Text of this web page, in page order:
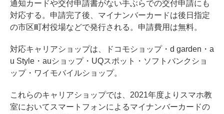
通知カードや交付申請書がない手ぶらでの交付申請にも
対応する。申請完了後、マイナンバーカードは後日指定
の市区町村役場などで発行される。申請費用は無料。
対応キャリアショップは、ドコモショップ・d garden・a
u Style・auショップ・UQスポット・ソフトバンクショ
ップ・ワイモバイルショップ。
これらのキャリアショップでは、2021年度よりスマホ教
室においてスマートフォンによるマイナンバーカードの